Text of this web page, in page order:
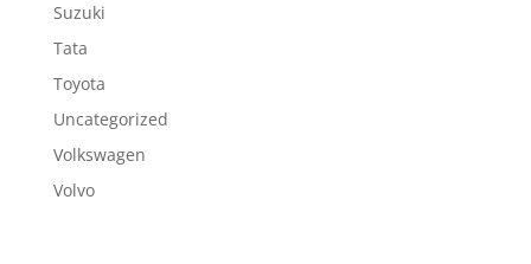
Suzuki
Tata
Toyota
Uncategorized
Volkswagen
Volvo